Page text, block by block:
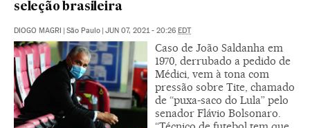
seleção brasileira
DIOGO MAGRI | São Paulo | JUN 07, 2021 - 20:26 EDT
Caso de João Saldanha em
1970, derrubado a pedido de
Médici, vem à tona com
pressão sobre Tite, chamado
de “puxa-saco do Lula” pelo
senador Flávio Bolsonaro.